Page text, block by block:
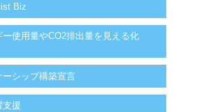
Biz
ー使用量やCO2排出量を見える化
ーシップ構築宣言
支援